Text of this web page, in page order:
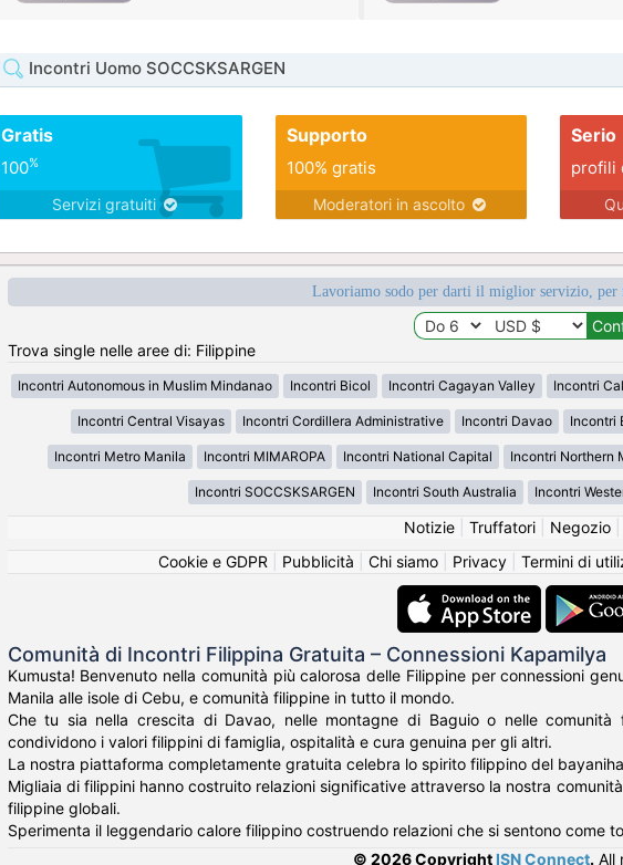
Incontri Uomo SOCCSKSARGEN
Gratis
100%
Servizi gratuiti
Supporto
100% gratis
Moderatori in ascolto
Serio
profili
Lavoriamo sodo per darti il miglior servizio, per
Trova single nelle aree di: Filippine
Incontri Autonomous in Muslim Mindanao Incontri Bicol Incontri Cagayan Valley Incontri
Incontri Central Visayas Incontri Cordillera Administrative Incontri Davao Incontri
Incontri Metro Manila Incontri MIMAROPA Incontri National Capital Incontri Northern
Incontri SOCCSKSARGEN Incontri South Australia Incontri
Notizie| Truffatori| Negozio|
Cookie e GDPR
Pubblicità Chi siamo Privacy Termini di
Comunità di Incontri Filippina Gratuita – Connessioni Kapamilya
Kumusta! Benvenuto nella comunità più calorosa delle Filippine per connessioni
Manila alle isole di Cebu, e comunità filippine in tutto il mondo.
Che tu sia nella crescita di Davao, nelle montagne di Baguio o nelle
condividono i valori filippini di famiglia, ospitalità e cura genuina per gli altri.
La nostra piattaforma completamente gratuita celebra lo spirito filippino del
Migliaia di filippini hanno costruito relazioni significative attraverso la nostra
filippine globali.
Sperimenta il leggendario calore filippino costruendo relazioni che si sentono come
© 2026 Copyright ISN Connect. All